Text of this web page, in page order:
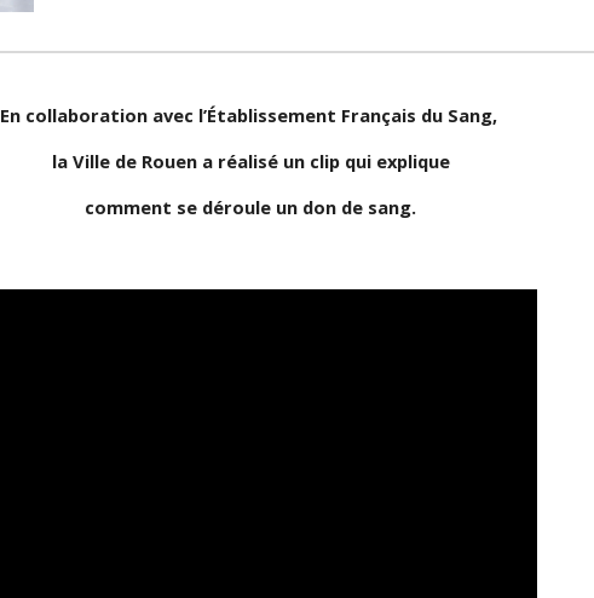
En collaboration avec l’Établissement Français du Sang,
la Ville de Rouen a réalisé un clip qui explique
comment se déroule un don de sang.